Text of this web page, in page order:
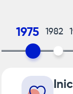
1975 1982